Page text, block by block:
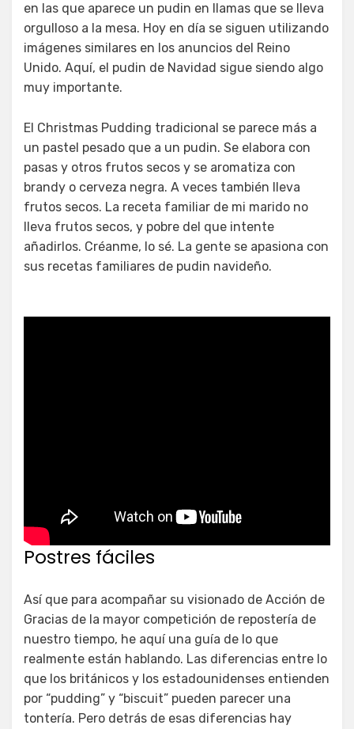
en las que aparece un pudin en llamas que se lleva
orgulloso a la mesa. Hoy en día se siguen utilizando
imágenes similares en los anuncios del Reino
Unido. Aquí, el pudin de Navidad sigue siendo algo
muy importante.
El Christmas Pudding tradicional se parece más a
un pastel pesado que a un pudin. Se elabora con
pasas y otros frutos secos y se aromatiza con
brandy o cerveza negra. A veces también lleva
frutos secos. La receta familiar de mi marido no
lleva frutos secos, y pobre del que intente
añadirlos. Créanme, lo sé. La gente se apasiona con
sus recetas familiares de pudin navideño.
Postres fáciles
Así que para acompañar su visionado de Acción de
Gracias de la mayor competición de repostería de
nuestro tiempo, he aquí una guía de lo que
realmente están hablando. Las diferencias entre lo
que los británicos y los estadounidenses entienden
por “pudding” y “biscuit” pueden parecer una
tontería. Pero detrás de esas diferencias hay